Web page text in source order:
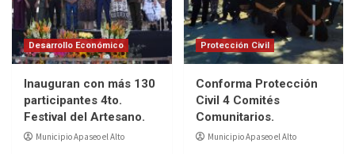
Desarrollo Económico
Inauguran con más 130
participantes 4to.
Festival del Artesano.
Municipio Apaseo el Alto
Protección Civil
Conforma Protección
Civil 4 Comités
Comunitarios.
Municipio Apaseo el Alto